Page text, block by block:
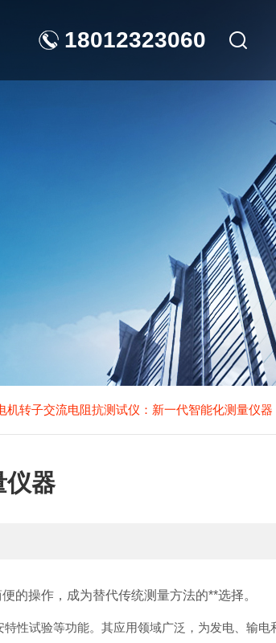
18012323060
机转子交流电阻抗测试仪：新一代智能化测量仪器
仪器
的操作，成为替代传统测量方法的**选择。
性试验等功能。其应用领域广泛，为发电、输电